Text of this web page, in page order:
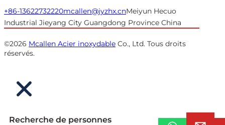
+86-13622732220mcallen@jyzhx.cnMeiyun Hecuo
Industrial Jieyang City Guangdong Province China
©2026 Mcallen Acier inoxydable Co., Ltd. Tous droits
réservés.
Recherche de personnes